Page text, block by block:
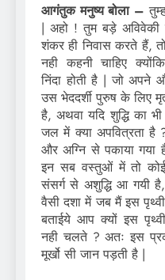
आगंतुक मनुष्य बोला –
| अहो ! तुम बड़े अविवेकी
शंकर ही निवास करते हैं,
नही कहनी चाहिए
निंदा होती है | जो अपने
उस भेददर्शी पुरुष के लिए
है, अथवा यदि शुद्धि का
जल में क्या अपवित्रता है
और अग्नि से पकाया गया
इन सब वस्तुओं में तो
संसर्ग से अशुद्धि आ गयी
वैसी दशा में जब मैं इस
बताईये आप क्यों इस
नही चलते ? अतः इस
मूर्खो सी जान पड़ती है |